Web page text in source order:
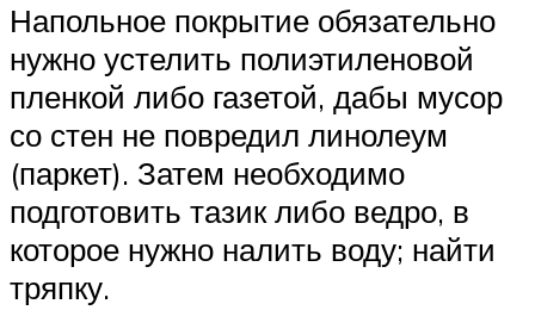
Напольное покрытие обязательно
нужно устелить полиэтиленовой
пленкой либо газетой, дабы мусор
со стен не повредил линолеум
(паркет). Затем необходимо
подготовить тазик либо ведро, в
которое нужно налить воду; найти
тряпку.